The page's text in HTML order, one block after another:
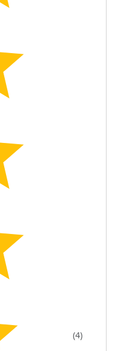
(4)